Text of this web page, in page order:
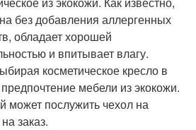
без добавления аллергенных
обладает хорошей
и впитывает влагу.
косметическое кресло в
мебели из экокожи.
может послужить чехол на
заказ.